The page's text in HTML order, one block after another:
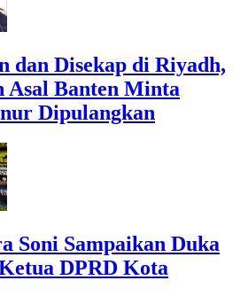
dan Disekap di Riyadh,
Banten Minta
Dipulangkan
Soni Sampaikan Duka
DPRD Kota